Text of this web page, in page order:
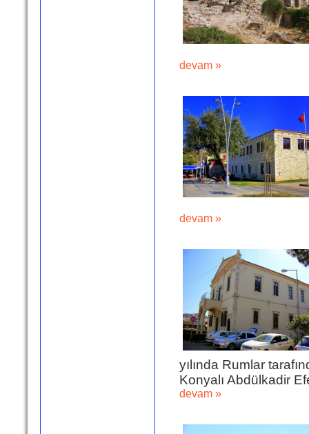
devam »
devam »
yılında Rumlar
Konyalı Abdülkadir
devam »